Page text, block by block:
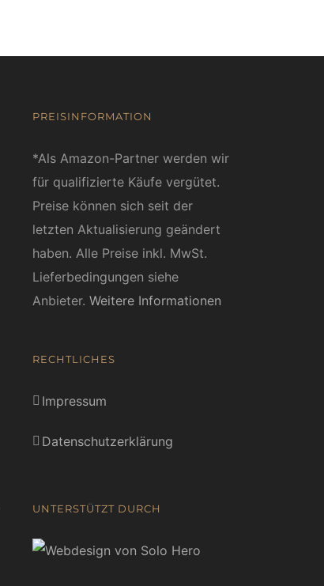
PREISINFORMATION
*Als Amazon-Partner werden wir
für qualifizierte Käufe vergütet.
Preise können sich seit der
letzten Aktualisierung geändert
haben. Alle Preise inkl. MwSt.
Lieferbedingungen siehe
Anbieter. Weitere Informationen
RECHTLICHES
Impressum
Datenschutzerklärung
UNTERSTÜTZT DURCH